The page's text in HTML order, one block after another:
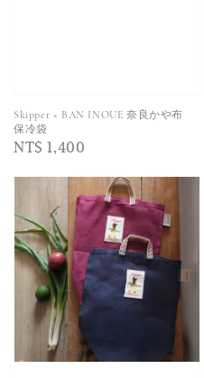
Skipper × BAN INOUE 奈良かや布
保冷袋
Regular
NT$ 1,400